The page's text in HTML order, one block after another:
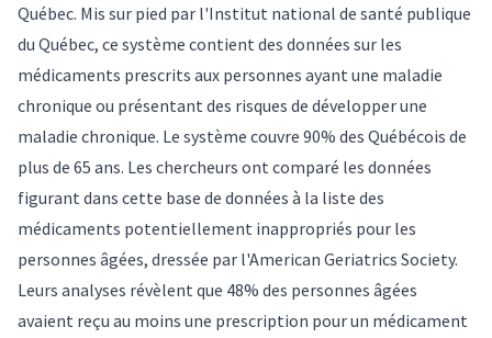
Québec. Mis sur pied par l'Institut national de santé publique
du Québec, ce système contient des données sur les
médicaments prescrits aux personnes ayant une maladie
chronique ou présentant des risques de développer une
maladie chronique. Le système couvre 90% des Québécois de
plus de 65 ans. Les chercheurs ont comparé les données
figurant dans cette base de données à la liste des
médicaments potentiellement inappropriés pour les
personnes âgées, dressée par l'American Geriatrics Society.
Leurs analyses révèlent que 48% des personnes âgées
avaient reçu au moins une prescription pour un médicament